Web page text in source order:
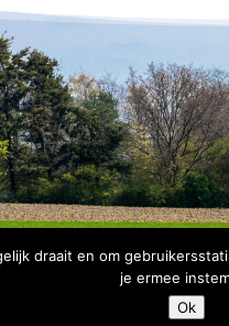
Bomenbelang Bronckhorst |
draait en om
je ermee
Ok